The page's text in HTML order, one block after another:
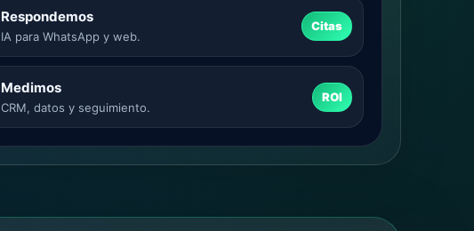
Respondemos
IA para WhatsApp y web.
Citas
Medimos
CRM, datos y seguimiento.
ROI